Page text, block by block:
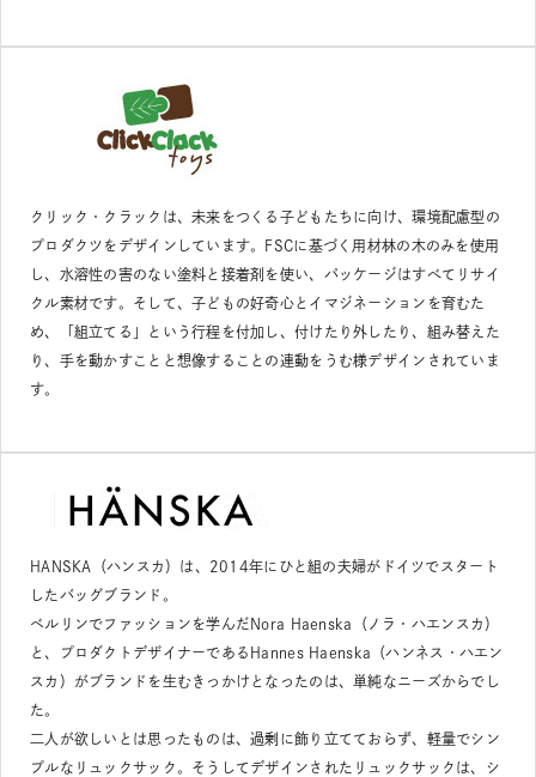
クリック・クラックは、未来をつくる子どもたちに向け、環境配慮型の
プロダクツをデザインしています。FSCに基づく用材林の木のみを使用
し、水溶性の害のない塗料と接着剤を使い、パッケージはすべてリサイ
クル素材です。そして、子どもの好奇心とイマジネーションを育むた
め、「組立てる」という行程を付加し、付けたり外したり、組み替えた
り、手を動かすことと想像することの連動をうむ様デザインされていま
す。
HANSKA（ハンスカ）は、2014年にひと組の夫婦がドイツでスタート
したバッグブランド。
ベルリンでファッションを学んだNora Haenska（ノラ・ハエンスカ）
と、プロダクトデザイナーであるHannes Haenska（ハンネス・ハエン
スカ）がブランドを生むきっかけとなったのは、単純なニーズからでし
た。
二人が欲しいとは思ったものは、過剰に飾り立てておらず、軽量でシン
プルなリュックサック。そうしてデザインされたリュックサックは、シ